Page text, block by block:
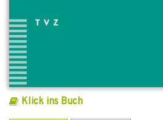
Klick ins Buch